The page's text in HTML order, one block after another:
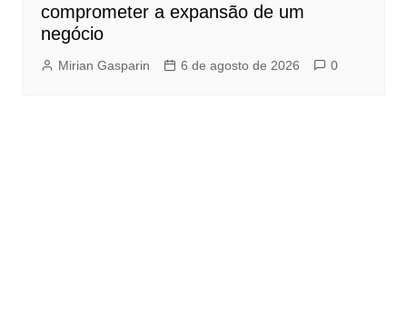
comprometer a expansão de um
negócio
Mirian Gasparin 6 de agosto de 2026 0